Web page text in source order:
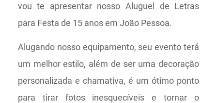
vou te apresentar nosso Aluguel de Letras
para Festa de 15 anos em João Pessoa.
Alugando nosso equipamento, seu evento terá
um melhor estilo, além de ser uma decoração
personalizada e chamativa, é um ótimo ponto
para tirar fotos inesquecíveis e tornar o